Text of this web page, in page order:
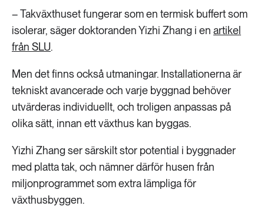
– Takväxthuset fungerar som en termisk buffert som
isolerar, säger doktoranden Yizhi Zhang i en artikel
från SLU.
Men det finns också utmaningar. Installationerna är
tekniskt avancerade och varje byggnad behöver
utvärderas individuellt, och troligen anpassas på
olika sätt, innan ett växthus kan byggas.
Yizhi Zhang ser särskilt stor potential i byggnader
med platta tak, och nämner därför husen från
miljonprogrammet som extra lämpliga för
växthusbyggen.